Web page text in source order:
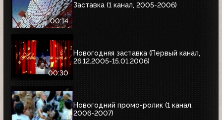
00:14
Заставка (1 канал, 2005-2006)
00:30
Новогодняя заставка (Первый канал,
26.12.2005-15.01.2006)
Новогодний промо-ролик (1 канал,
2006-2007)